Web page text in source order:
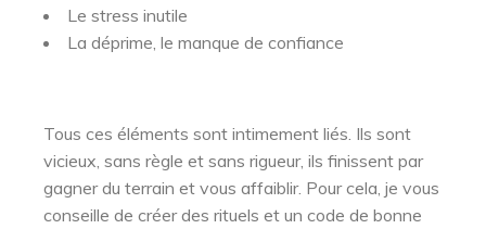
Le stress inutile
La déprime, le manque de confiance
Tous ces éléments sont intimement liés. Ils sont
vicieux, sans règle et sans rigueur, ils finissent par
gagner du terrain et vous affaiblir. Pour cela, je vous
conseille de créer des rituels et un code de bonne